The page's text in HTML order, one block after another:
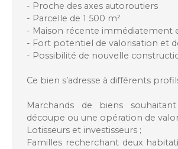
- Proche des axes autoroutiers
- Parcelle de 1 500 m²
- Maison récente immédiatement
- Fort potentiel de valorisation et
- Possibilité de nouvelle
Ce bien s’adresse à différents
Marchands de biens
découpe ou une opération de
Lotisseurs et investisseurs ;
Familles recherchant deux